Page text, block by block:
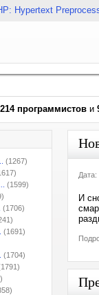
Hypertext
программистов и
(1267)
(1599)
(1706)
(1691)
(1704)
И